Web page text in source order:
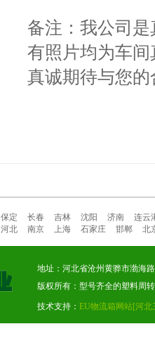
备注：我公司
有照片均为车
真诚期待与您的
保定 长春 吉林 沈阳 济南
连云
河北 南京 上海 石家庄 邯郸 北
地址：河北省沧州黄骅市渤
版权所有：型号齐全的塑料周
技术支持： EU物流箱网站[河北